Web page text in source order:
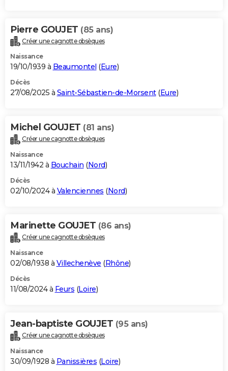
Pierre GOUJET (85 ans)
Créer une cagnotte obsèques
Naissance
19/10/1939 à Beaumontel (Eure)
Décès
27/08/2025 à Saint-Sébastien-de-Morsent(Eure)
Michel GOUJET (81 ans)
Créer une cagnotte obsèques
Naissance
13/11/1942 à Bouchain (Nord)
Décès
02/10/2024 à Valenciennes (Nord)
Marinette GOUJET (86 ans)
Créer une cagnotte obsèques
Naissance
02/08/1938 à Villechenève (Rhône)
Décès
11/08/2024 à Feurs (Loire)
Jean-baptiste GOUJET (95 ans)
Créer une cagnotte obsèques
Naissance
30/09/1928 à Panissières (Loire)